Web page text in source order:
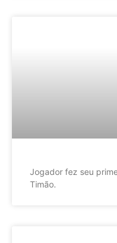
Jogador fez seu
Timão.